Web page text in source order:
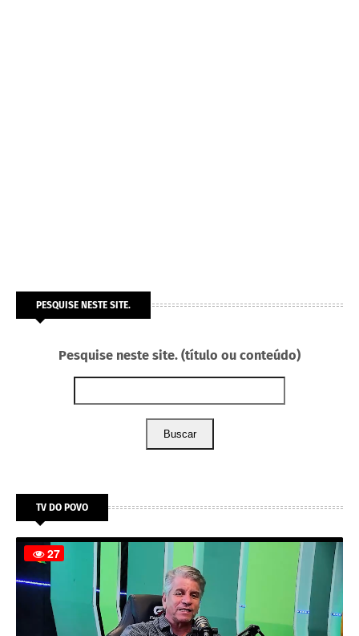
PESQUISE NESTE SITE.
Pesquise neste site. (título ou conteúdo)
Buscar
TV DO POVO